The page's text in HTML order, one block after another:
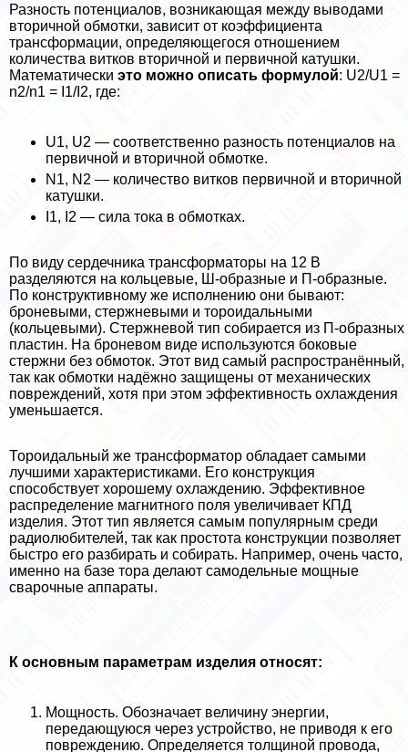
Разность потенциалов, возникающая между выводами
вторичной обмотки, зависит от коэффициента
трaнcформации, определяющегося отношением
количества витков вторичной и первичной катушки.
Математически это можно описать формулой: U2/U1 =
n2/n1 = I1/I2, где:
U1, U2 — соответственно разность потенциалов на
первичной и вторичной обмотке.
N1, N2 — количество витков первичной и вторичной
катушки.
I1, I2 — сила тока в обмотках.
По виду сердечника трaнcформаторы на 12 В
разделяются на кольцевые, Ш-образные и П-образные.
По конструктивному же исполнению они бывают:
броневыми, стержневыми и тороидальными
(кольцевыми). Стержневой тип собирается из П-образных
пластин. На броневом виде используются боковые
стержни без обмоток. Этот вид самый распространённый,
так как обмотки надёжно защищены от механических
повреждений, хотя при этом эффективность охлаждения
уменьшается.
Тороидальный же трaнcформатор обладает самыми
лучшими хаpaктеристиками. Его конструкция
способствует хорошему охлаждению. Эффективное
распределение магнитного поля увеличивает КПД
изделия. Этот тип является самым популярным среди
радиолюбителей, так как простота конструкции позволяет
быстро его разбирать и собирать. Например, очень часто,
именно на базе тора делают самодельные мощные
сварочные аппараты.
К основным параметрам изделия относят:
Мощность. Обозначает величину энергии,
передающуюся через устройство, не приводя к его
повреждению. Определяется толщиной провода,